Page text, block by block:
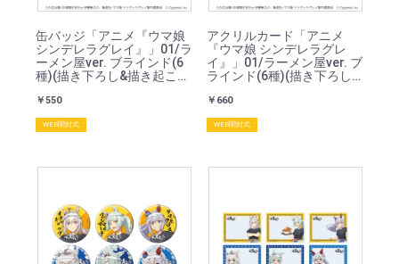
缶バッジ「アニメ『ウマ娘
シンデレラグレイ』」01/ラ
ーメン屋ver. ブラインド(6
種)(描き下ろし&描き起こし
￥550
WEB開封式
アクリルカード「アニメ
『ウマ娘 シンデレラグレ
イ』」01/ラーメン屋ver. ブ
ラインド(6種)(描き下ろし&
￥660
WEB開封式